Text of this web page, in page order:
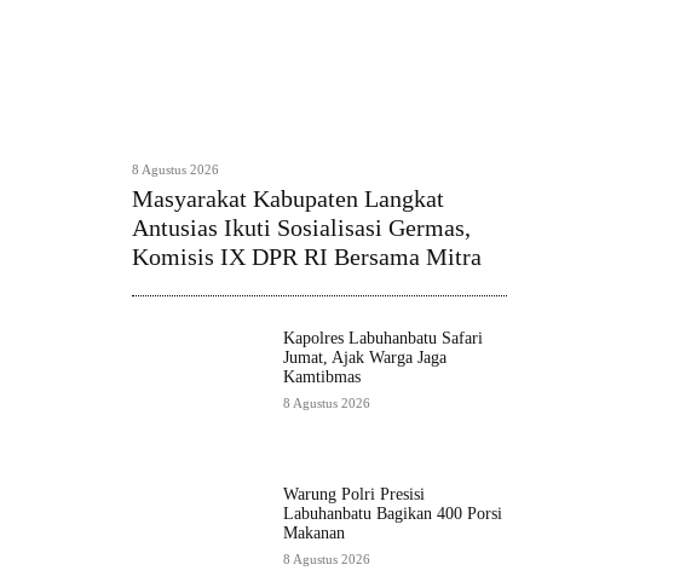
8 Agustus 2026
Masyarakat Kabupaten Langkat
Antusias Ikuti Sosialisasi Germas,
Komisis IX DPR RI Bersama Mitra
Kapolres Labuhanbatu Safari
Jumat, Ajak Warga Jaga
Kamtibmas
8 Agustus 2026
Warung Polri Presisi
Labuhanbatu Bagikan 400 Porsi
Makanan
8 Agustus 2026